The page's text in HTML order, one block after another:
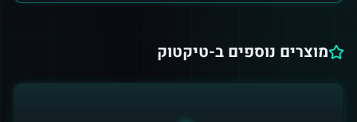
מוצרים נוספים ב-טיקטוק